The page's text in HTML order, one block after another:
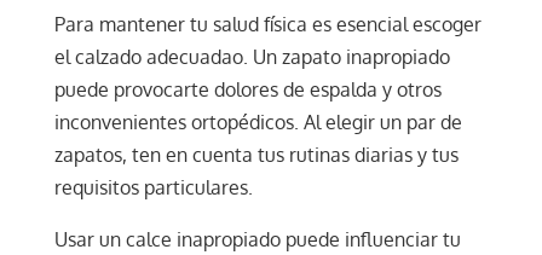
Para mantener tu salud física es esencial escoger
el calzado adecuadao. Un zapato inapropiado
puede provocarte dolores de espalda y otros
inconvenientes ortopédicos. Al elegir un par de
zapatos, ten en cuenta tus rutinas diarias y tus
requisitos particulares.
Usar un calce inapropiado puede influenciar tu